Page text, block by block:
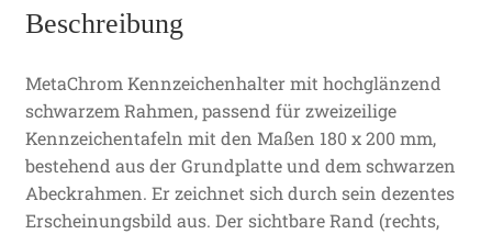
Beschreibung
MetaChrom Kennzeichenhalter mit hochglänzend
schwarzem Rahmen, passend für zweizeilige
Kennzeichentafeln mit den Maßen 180 x 200 mm,
bestehend aus der Grundplatte und dem schwarzen
Abeckrahmen. Er zeichnet sich durch sein dezentes
Erscheinungsbild aus. Der sichtbare Rand (rechts,